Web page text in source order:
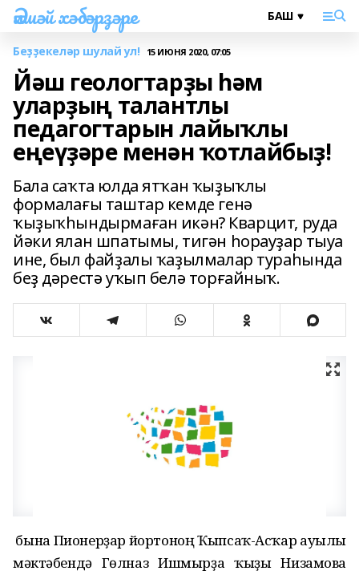
Әлшәй хәбәрҙәре
Беҙҙекеләр шулай ул! 15 ИЮНЯ 2020, 07:05
Йәш геологтарҙы һәм
уларҙың талантлы
педагогтарын лайыҡлы
еңеүҙәре менән ҡотлайбыҙ!
Бала саҡта юлда ятҡан ҡыҙыҡлы
формалағы таштар кемде генә
ҡыҙыҡһындырмаған икән? Кварцит, руда
йәки ялан шпатымы, тигән һорауҙар тыуа
ине, был файҙалы ҡаҙылмалар тураһында
беҙ дәрестә уҡып белә торғайныҡ.
Ә бына Пионерҙар йортоноң Ҡыпсаҡ-Асҡар ауылы
мәктәбендә Гөлназ Ишмырҙа ҡыҙы Низамова